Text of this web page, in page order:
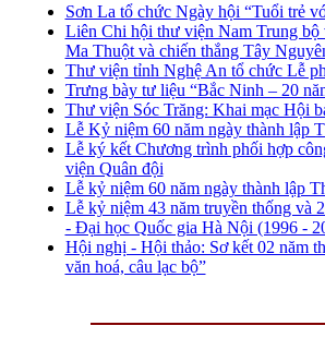
Sơn La tổ chức Ngày hội “Tuổi trẻ
Liên Chi hội thư viện Nam Trung bộ
Ma Thuột và chiến thắng Tây
Thư viện tỉnh Nghệ An tổ chức Lễ
Trưng bày tư liệu “Bắc Ninh – 20
Thư viện Sóc Trăng: Khai mạc Hội
Lễ Kỷ niệm 60 năm ngày thành lập
Lễ ký kết Chương trình phối hợp
viện Quân đội
Lễ kỷ niệm 60 năm ngày thành lập
Lễ kỷ niệm 43 năm truyền thống và
- Đại học Quốc gia Hà Nội (1996 -
Hội nghị - Hội thảo: Sơ kết 02 năm
văn hoá, câu lạc bộ”